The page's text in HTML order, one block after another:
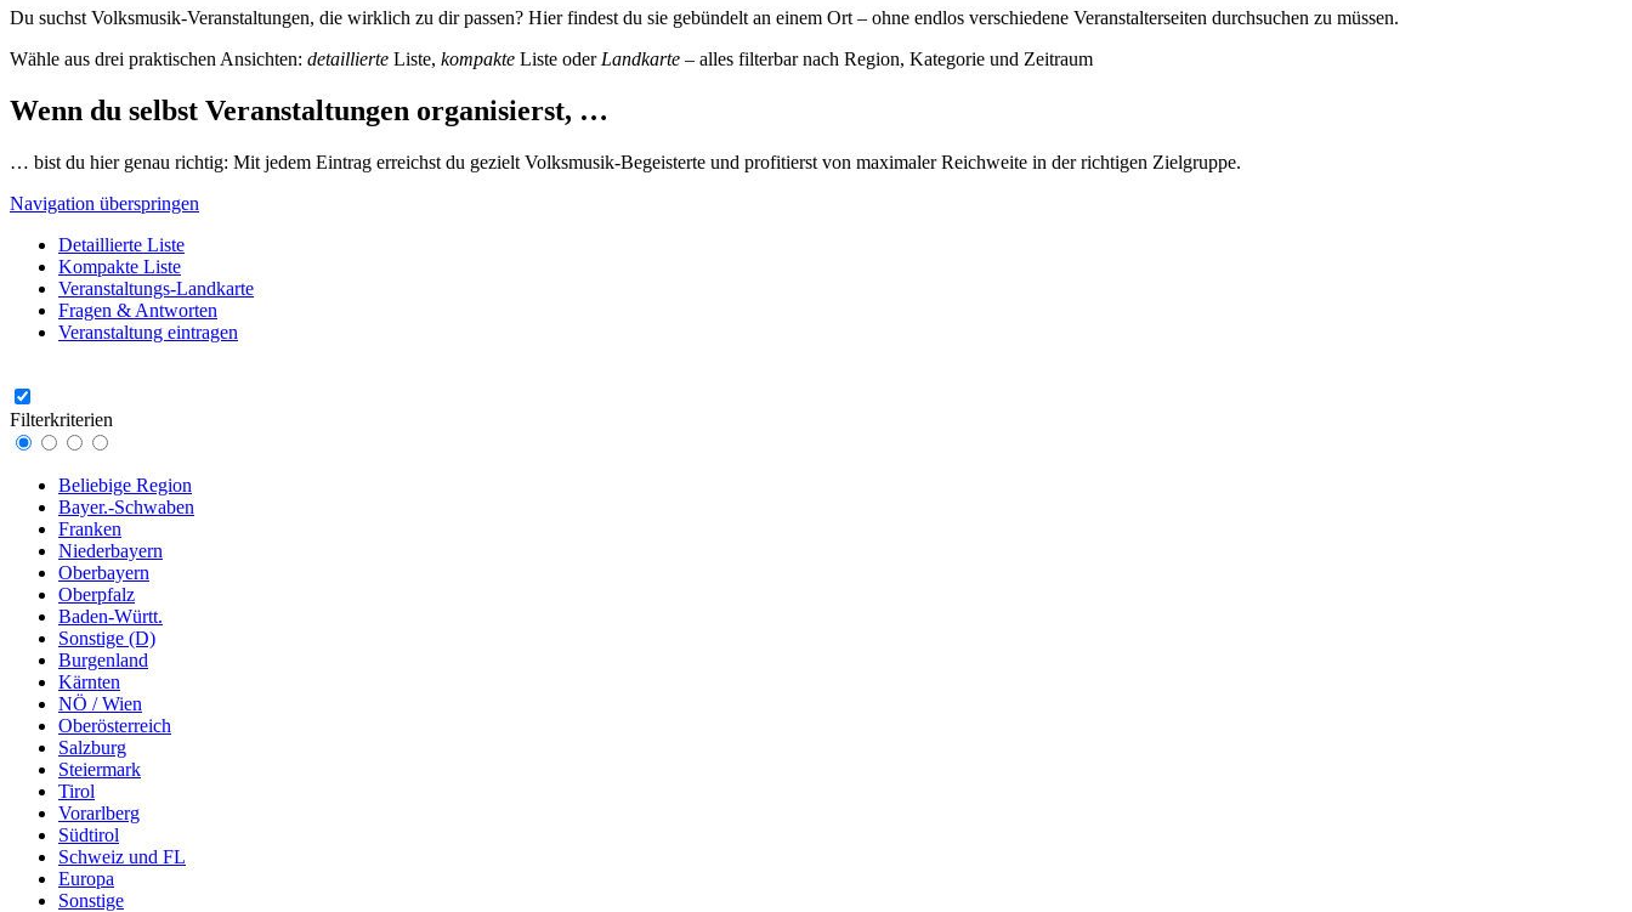
Du suchst Volksmusik-Veranstaltungen, die wirklich zu dir passen? Hier findest du sie gebündelt an einem Ort – ohne endlos verschiedene Veranstalterseiten durchsuchen zu müssen.
Wähle aus drei praktischen Ansichten: detaillierte Liste, kompakte Liste oder Landkarte – alles filterbar nach Region, Kategorie und Zeitraum
Wenn du selbst Veranstaltungen organisierst, …
… bist du hier genau richtig: Mit jedem Eintrag erreichst du gezielt Volksmusik-Begeisterte und profitierst von maximaler Reichweite in der richtigen Zielgruppe.
Navigation überspringen
Detaillierte Liste
Kompakte Liste
Veranstaltungs-Landkarte
Fragen & Antworten
Veranstaltung eintragen
Filterkriterien
Beliebige Region
Bayer.-Schwaben
Franken
Niederbayern
Oberbayern
Oberpfalz
Baden-Württ.
Sonstige (D)
Burgenland
Kärnten
NÖ / Wien
Oberösterreich
Salzburg
Steiermark
Tirol
Vorarlberg
Südtirol
Schweiz und FL
Europa
Sonstige